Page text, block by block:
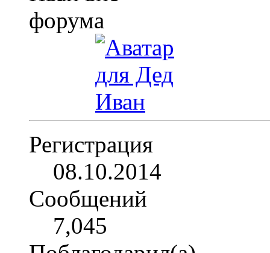
Регистрация
08.10.2014
Сообщений
7,045